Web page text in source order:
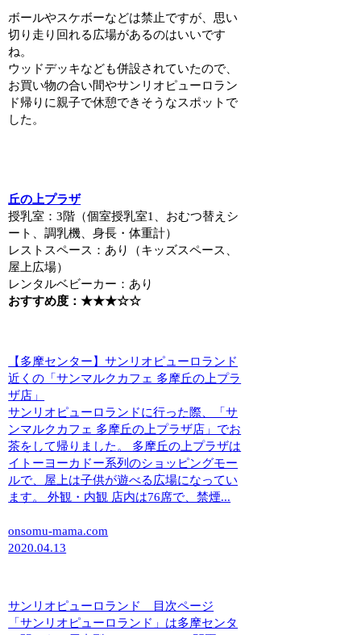
ボールやスケボーなどは禁止ですが、思い
切り走り回れる広場があるのはいいです
ね。
ウッドデッキなども併設されていたので、
お買い物の合い間やサンリオピューロラン
ド帰りに親子で休憩できそうなスポットで
した。
丘の上プラザ
授乳室：3階（個室授乳室1、おむつ替えシ
ート、調乳機、身長・体重計）
レストスペース：あり（キッズスペース、
屋上広場）
レンタルベビーカー：あり
おすすめ度：★★★☆☆
【多摩センター】サンリオピューロランド
近くの「サンマルクカフェ 多摩丘の上プラ
ザ店」
サンリオピューロランドに行った際、「サ
ンマルクカフェ 多摩丘の上プラザ店」でお
茶をして帰りました。 多摩丘の上プラザは
イトーヨーカドー系列のショッピングモー
ルで、屋上は子供が遊べる広場になってい
ます。 外観・内観 店内は76席で、禁煙...
onsomu-mama.com
2020.04.13
サンリオピューロランド 目次ページ
「サンリオピューロランド」は多摩センタ